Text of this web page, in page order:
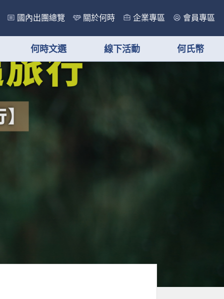
國內出團總覽 關於何時 企業專區 會員專區
何時文選 線下活動 何氏幣